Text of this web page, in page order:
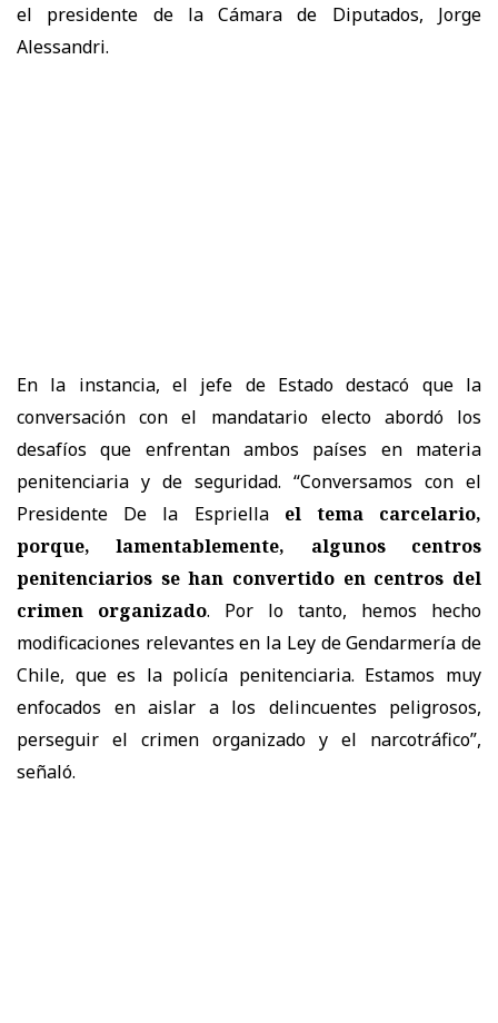
el presidente de la Cámara de Diputados, Jorge
Alessandri.
En la instancia, el jefe de Estado destacó que la
conversación con el mandatario electo abordó los
desafíos que enfrentan ambos países en materia
penitenciaria y de seguridad. “Conversamos con el
Presidente De la Espriellael tema carcelario,
porque, lamentablemente, algunos centros
penitenciarios se han convertido en centros del
crimen organizado. Por lo tanto, hemos hecho
modificaciones relevantes en la Ley de Gendarmería de
Chile, que es la policía penitenciaria. Estamos muy
enfocados en aislar a los delincuentes peligrosos,
perseguir el crimen organizado y el narcotráfico”,
señaló.